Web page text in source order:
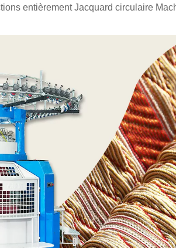
entièrement Jacquard circulaire